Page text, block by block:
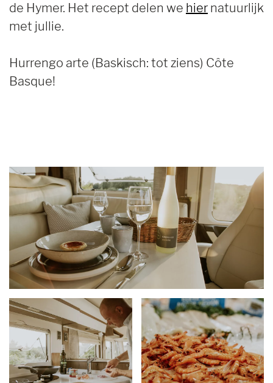
de Hymer. Het recept delen we hier natuurlijk
met jullie.
Hurrengo arte (Baskisch: tot ziens) Côte
Basque!